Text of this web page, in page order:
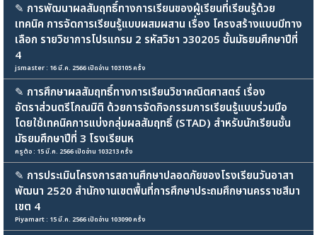
✎ การพัฒนาผลสัมฤทธิ์ทางการเรียนของผู้เรียนที่เรียนรู้ด้วย
เทคนิค การจัดการเรียนรู้แบบผสมผสาน เรื่อง โครงสร้างแบบมีทาง
เลือก รายวิชาการโปรแกรม 2 รหัสวิชา ว30205 ชั้นมัธยมศึกษาปีที่
4
jsmaster : 16 มี.ค. 2566 เปิดอ่าน 103105 ครั้ง
✎ การศึกษาผลสัมฤทธิ์ทางการเรียนวิชาคณิตศาสตร์ เรื่อง
อัตราส่วนตรีโกณมิติ ด้วยการจัดกิจกรรมการเรียนรู้แบบร่วมมือ
โดยใช้เทคนิคการแบ่งกลุ่มผลสัมฤทธิ์ (STAD) สำหรับนักเรียนชั้น
มัธยมศึกษาปีที่ 3 โรงเรียนห
ครูต้อ : 15 มี.ค. 2566 เปิดอ่าน 103213 ครั้ง
✎ การประเมินโครงการสถานศึกษาปลอดภัยของโรงเรียนวันอาสา
พัฒนา 2520 สำนักงานเขตพื้นที่การศึกษาประถมศึกษานครราชสีมา
เขต 4
Piyamart : 15 มี.ค. 2566 เปิดอ่าน 103090 ครั้ง